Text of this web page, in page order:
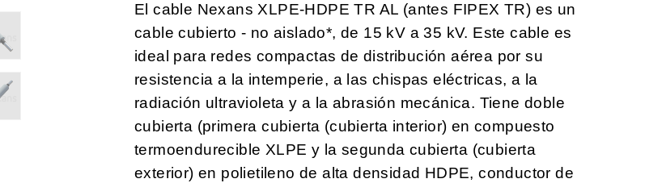
El cable Nexans XLPE-HDPE TR AL (antes FIPEX TR) es un
cable cubierto - no aislado*, de 15 kV a 35 kV. Este cable es
ideal para redes compactas de distribución aérea por su
resistencia a la intemperie, a las chispas eléctricas, a la
radiación ultravioleta y a la abrasión mecánica. Tiene doble
cubierta (primera cubierta (cubierta interior) en compuesto
termoendurecible XLPE y la segunda cubierta (cubierta
exterior) en polietileno de alta densidad HDPE, conductor de